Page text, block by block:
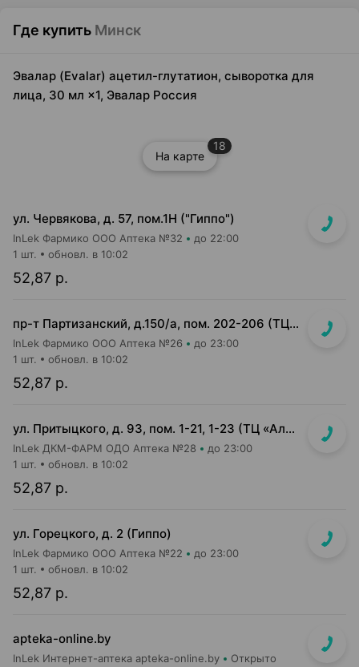
Где купить Минск
Эвалар (Evalar) ацетил-глутатион, сыворотка для
лица, 30 мл ×1, Эвалар Россия
На карте
18
ул. Червякова, д. 57, пом.1Н ("Гиппо")
InLek Фармико ООО Аптека №32 до 22:00
52,87 р.
1 шт. обновл. в 10:02
пр-т Партизанский, д.150/а, пом. 202-206 (ТЦ "Момо")
InLek Фармико ООО Аптека №26 до 23:00
52,87 р.
1 шт. обновл. в 10:02
ул. Притыцкого, д. 93, пом. 1-21, 1-23 (ТЦ «Алми (Притыцкого)», слева от главного входа)
InLek ДКМ-ФАРМ ОДО Аптека №28 до 23:00
52,87 р.
1 шт. обновл. в 10:02
ул. Горецкого, д. 2 (Гиппо)
InLek Фармико ООО Аптека №22 до 23:00
52,87 р.
1 шт. обновл. в 10:02
apteka-online.by
InLek Интернет-аптека apteka-online.by Открыто